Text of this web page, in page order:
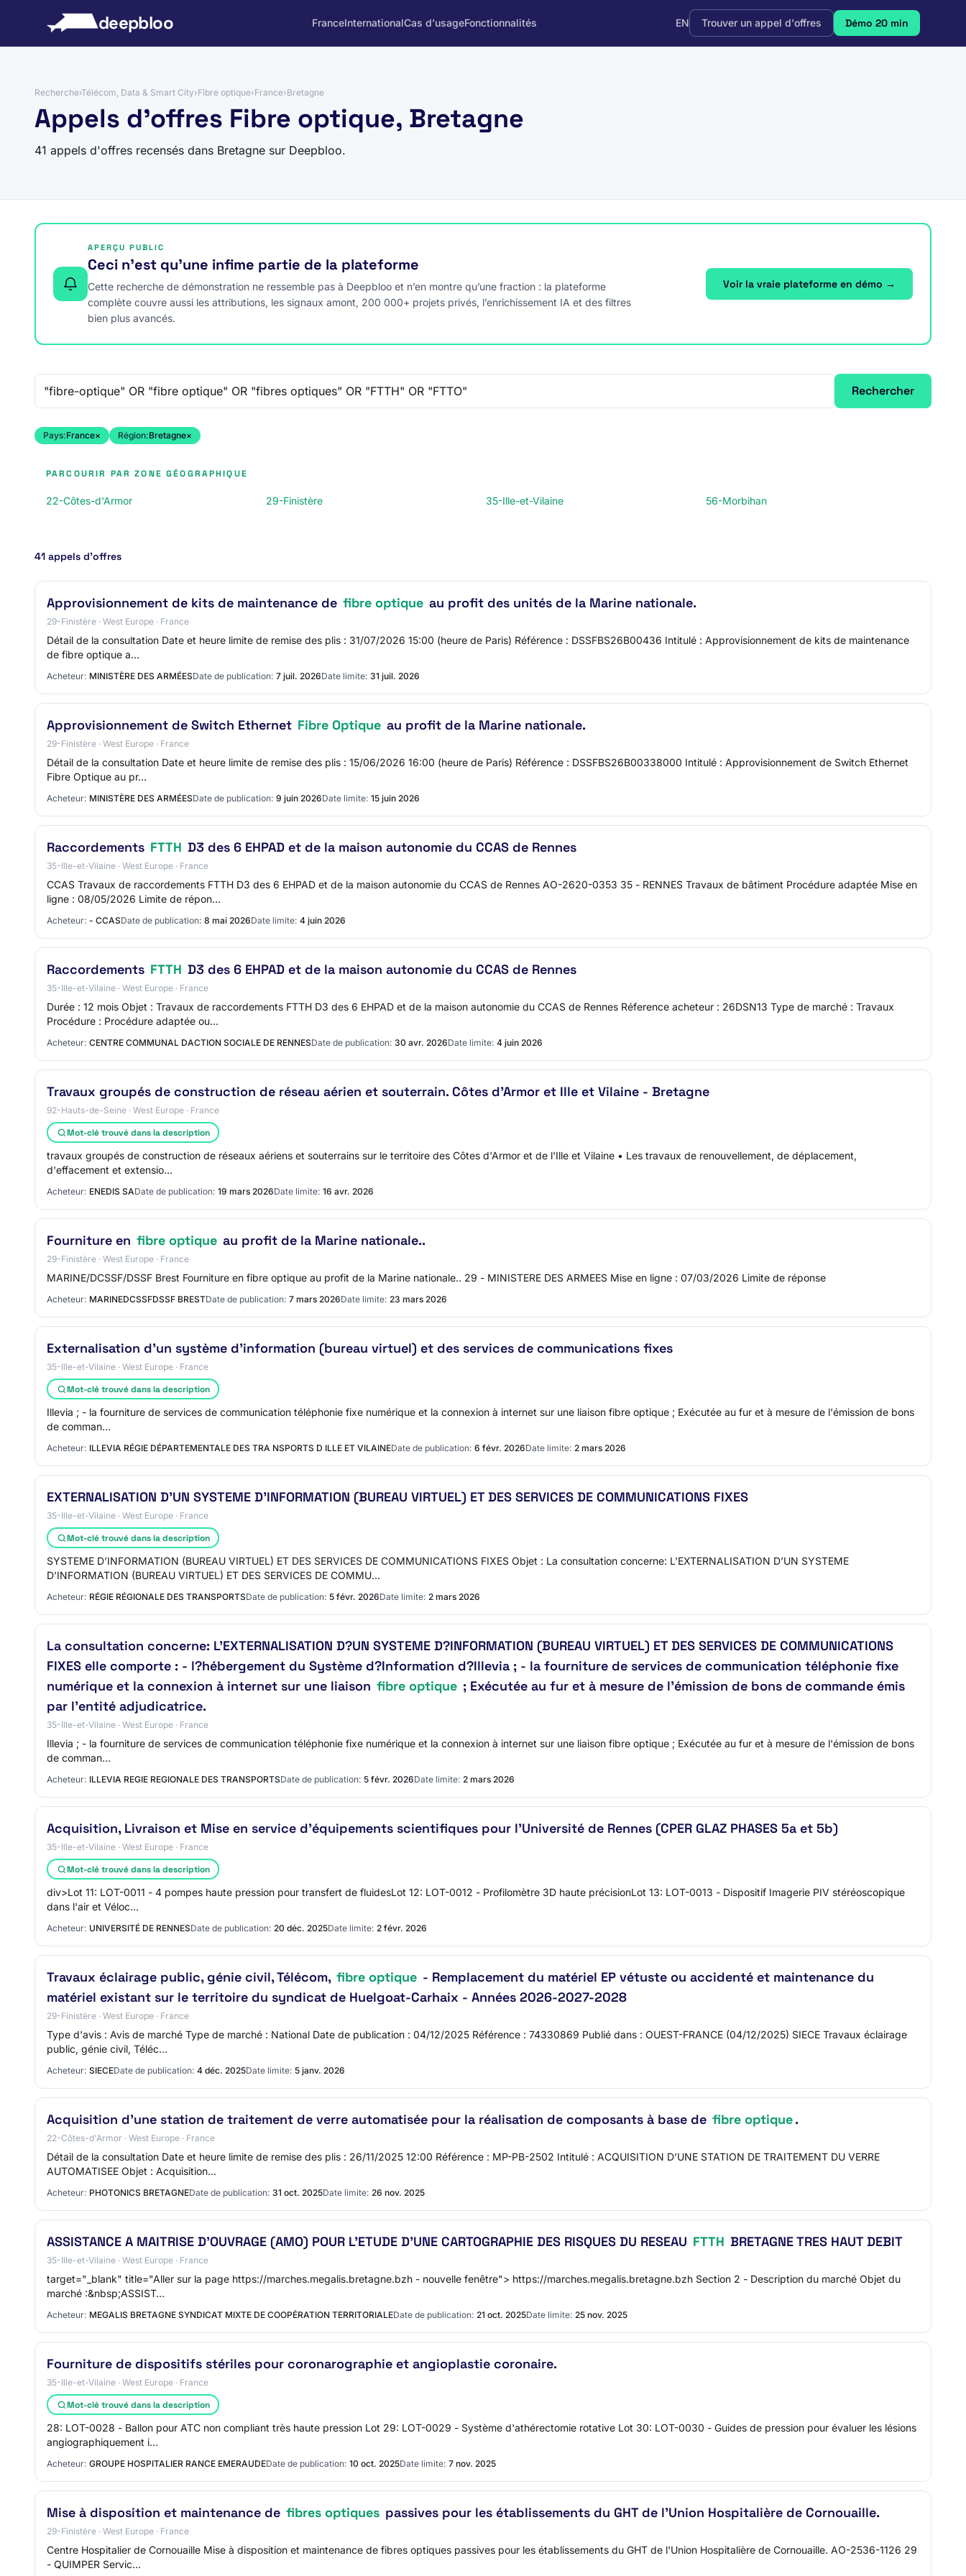
deepbloo FranceInternationalCas d'usageFonctionnalités EN Trouver un appel d'offres Démo 20 min
Recherche›Télécom, Data & Smart City›Fibre optique›France›Bretagne
Appels d'offres Fibre optique, Bretagne
41 appels d'offres recensés dans Bretagne sur Deepbloo.
APERÇU PUBLIC
Ceci n’est qu’une infime partie de la plateforme
Cette recherche de démonstration ne ressemble pas à Deepbloo et n’en montre qu’une fraction : la plateforme
complète couvre aussi les attributions, les signaux amont, 200 000+ projets privés, l’enrichissement IA et des filtres
bien plus avancés.
Voir la vraie plateforme en démo →
Rechercher
Pays:France× Région:Bretagne×
PARCOURIR PAR ZONE GÉOGRAPHIQUE
22-Côtes-d'Armor 29-Finistère 35-Ille-et-Vilaine 56-Morbihan
41 appels d’offres
Approvisionnement de kits de maintenance de fibre optique au profit des unités de la Marine nationale.
29-Finistère · West Europe · France
Détail de la consultation Date et heure limite de remise des plis : 31/07/2026 15:00 (heure de Paris) Référence : DSSFBS26B00436 Intitulé : Approvisionnement de kits de maintenance
de fibre optique a…
Acheteur: MINISTÈRE DES ARMÉESDate de publication: 7 juil. 2026Date limite: 31 juil. 2026
Approvisionnement de Switch Ethernet Fibre Optique au profit de la Marine nationale.
29-Finistère · West Europe · France
Détail de la consultation Date et heure limite de remise des plis : 15/06/2026 16:00 (heure de Paris) Référence : DSSFBS26B00338000 Intitulé : Approvisionnement de Switch Ethernet
Fibre Optique au pr…
Acheteur: MINISTÈRE DES ARMÉESDate de publication: 9 juin 2026Date limite: 15 juin 2026
Raccordements FTTH D3 des 6 EHPAD et de la maison autonomie du CCAS de Rennes
35-Ille-et-Vilaine · West Europe · France
CCAS Travaux de raccordements FTTH D3 des 6 EHPAD et de la maison autonomie du CCAS de Rennes AO-2620-0353 35 - RENNES Travaux de bâtiment Procédure adaptée Mise en
ligne : 08/05/2026 Limite de répon…
Acheteur: - CCASDate de publication: 8 mai 2026Date limite: 4 juin 2026
Raccordements FTTH D3 des 6 EHPAD et de la maison autonomie du CCAS de Rennes
35-Ille-et-Vilaine · West Europe · France
Durée : 12 mois Objet : Travaux de raccordements FTTH D3 des 6 EHPAD et de la maison autonomie du CCAS de Rennes Réference acheteur : 26DSN13 Type de marché : Travaux
Procédure : Procédure adaptée ou…
Acheteur: CENTRE COMMUNAL DACTION SOCIALE DE RENNESDate de publication: 30 avr. 2026Date limite: 4 juin 2026
Travaux groupés de construction de réseau aérien et souterrain. Côtes d'Armor et Ille et Vilaine - Bretagne
92-Hauts-de-Seine · West Europe · France
Mot-clé trouvé dans la description
travaux groupés de construction de réseaux aériens et souterrains sur le territoire des Côtes d'Armor et de l'Ille et Vilaine • Les travaux de renouvellement, de déplacement,
d'effacement et extensio…
Acheteur: ENEDIS SADate de publication: 19 mars 2026Date limite: 16 avr. 2026
Fourniture en fibre optique au profit de la Marine nationale..
29-Finistère · West Europe · France
MARINE/DCSSF/DSSF Brest Fourniture en fibre optique au profit de la Marine nationale.. 29 - MINISTERE DES ARMEES Mise en ligne : 07/03/2026 Limite de réponse
Acheteur: MARINEDCSSFDSSF BRESTDate de publication: 7 mars 2026Date limite: 23 mars 2026
Externalisation d'un système d'information (bureau virtuel) et des services de communications fixes
35-Ille-et-Vilaine · West Europe · France
Mot-clé trouvé dans la description
Illevia ; - la fourniture de services de communication téléphonie fixe numérique et la connexion à internet sur une liaison fibre optique ; Exécutée au fur et à mesure de l'émission de bons
de comman…
Acheteur: ILLEVIA RÉGIE DÉPARTEMENTALE DES TRA NSPORTS D ILLE ET VILAINEDate de publication: 6 févr. 2026Date limite: 2 mars 2026
EXTERNALISATION D’UN SYSTEME D’INFORMATION (BUREAU VIRTUEL) ET DES SERVICES DE COMMUNICATIONS FIXES
35-Ille-et-Vilaine · West Europe · France
Mot-clé trouvé dans la description
SYSTEME D’INFORMATION (BUREAU VIRTUEL) ET DES SERVICES DE COMMUNICATIONS FIXES Objet : La consultation concerne: L'EXTERNALISATION D’UN SYSTEME
D’INFORMATION (BUREAU VIRTUEL) ET DES SERVICES DE COMMU…
Acheteur: RÉGIE RÉGIONALE DES TRANSPORTSDate de publication: 5 févr. 2026Date limite: 2 mars 2026
La consultation concerne: L'EXTERNALISATION D?UN SYSTEME D?INFORMATION (BUREAU VIRTUEL) ET DES SERVICES DE COMMUNICATIONS
FIXES elle comporte : - l?hébergement du Système d?Information d?Illevia ; - la fourniture de services de communication téléphonie fixe
numérique et la connexion à internet sur une liaison fibre optique ; Exécutée au fur et à mesure de l'émission de bons de commande émis
par l'entité adjudicatrice.
35-Ille-et-Vilaine · West Europe · France
Illevia ; - la fourniture de services de communication téléphonie fixe numérique et la connexion à internet sur une liaison fibre optique ; Exécutée au fur et à mesure de l'émission de bons
de comman…
Acheteur: ILLEVIA REGIE REGIONALE DES TRANSPORTSDate de publication: 5 févr. 2026Date limite: 2 mars 2026
Acquisition, Livraison et Mise en service d'équipements scientifiques pour l'Université de Rennes (CPER GLAZ PHASES 5a et 5b)
35-Ille-et-Vilaine · West Europe · France
Mot-clé trouvé dans la description
div>Lot 11: LOT-0011 - 4 pompes haute pression pour transfert de fluidesLot 12: LOT-0012 - Profilomètre 3D haute précisionLot 13: LOT-0013 - Dispositif Imagerie PIV stéréoscopique
dans l'air et Véloc…
Acheteur: UNIVERSITÉ DE RENNESDate de publication: 20 déc. 2025Date limite: 2 févr. 2026
Travaux éclairage public, génie civil, Télécom, fibre optique - Remplacement du matériel EP vétuste ou accidenté et maintenance du
matériel existant sur le territoire du syndicat de Huelgoat-Carhaix - Années 2026-2027-2028
29-Finistère · West Europe · France
Type d'avis : Avis de marché Type de marché : National Date de publication : 04/12/2025 Référence : 74330869 Publié dans : OUEST-FRANCE (04/12/2025) SIECE Travaux éclairage
public, génie civil, Téléc…
Acheteur: SIECEDate de publication: 4 déc. 2025Date limite: 5 janv. 2026
Acquisition d’une station de traitement de verre automatisée pour la réalisation de composants à base de fibre optique.
22-Côtes-d'Armor · West Europe · France
Détail de la consultation Date et heure limite de remise des plis : 26/11/2025 12:00 Référence : MP-PB-2502 Intitulé : ACQUISITION D’UNE STATION DE TRAITEMENT DU VERRE
AUTOMATISEE Objet : Acquisition…
Acheteur: PHOTONICS BRETAGNEDate de publication: 31 oct. 2025Date limite: 26 nov. 2025
ASSISTANCE A MAITRISE D'OUVRAGE (AMO) POUR L'ETUDE D'UNE CARTOGRAPHIE DES RISQUES DU RESEAU FTTH BRETAGNE TRES HAUT DEBIT
35-Ille-et-Vilaine · West Europe · France
target="_blank" title="Aller sur la page https://marches.megalis.bretagne.bzh - nouvelle fenêtre"> https://marches.megalis.bretagne.bzh Section 2 - Description du marché Objet du
marché :&nbsp;ASSIST…
Acheteur: MEGALIS BRETAGNE SYNDICAT MIXTE DE COOPÉRATION TERRITORIALEDate de publication: 21 oct. 2025Date limite: 25 nov. 2025
Fourniture de dispositifs stériles pour coronarographie et angioplastie coronaire.
35-Ille-et-Vilaine · West Europe · France
Mot-clé trouvé dans la description
28: LOT-0028 - Ballon pour ATC non compliant très haute pression Lot 29: LOT-0029 - Système d'athérectomie rotative Lot 30: LOT-0030 - Guides de pression pour évaluer les lésions
angiographiquement i…
Acheteur: GROUPE HOSPITALIER RANCE EMERAUDEDate de publication: 10 oct. 2025Date limite: 7 nov. 2025
Mise à disposition et maintenance de fibres optiques passives pour les établissements du GHT de l'Union Hospitalière de Cornouaille.
29-Finistère · West Europe · France
Centre Hospitalier de Cornouaille Mise à disposition et maintenance de fibres optiques passives pour les établissements du GHT de l'Union Hospitalière de Cornouaille. AO-2536-1126 29
- QUIMPER Servic…